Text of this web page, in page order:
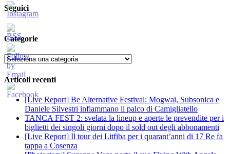
Seguici
Categorie
Categorie
Articoli recenti
[Live Report] Be Alternative Festival: Mogwai, Subsonica e
Daniele Silvestri infiammano il palco di Camigliatello
TANCA FEST 2: svelata la lineup e aperte le prevendite per i
biglietti dei singoli giorni dopo il sold out degli abbonamenti
[Live Report] Il tour dei Litfiba per i quarant’anni di 17 Re fa
tappa a Cosenza